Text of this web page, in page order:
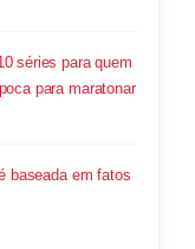
séries para quem
para maratonar
baseada em fatos